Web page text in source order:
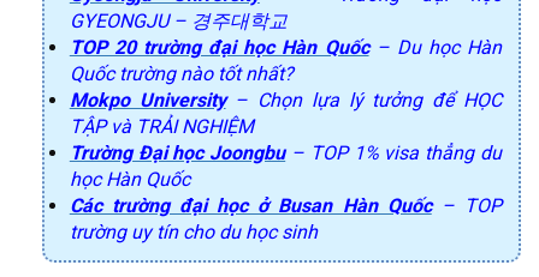
GYEONGJU – 경주대학교
TOP 20 trường đại học Hàn Quốc– Du học Hàn
Quốc trường nào tốt nhất?
Mokpo University– Chọn lựa lý tưởng để HỌC
TẬP và TRẢI NGHIỆM
Trường Đại học Joongbu– TOP 1% visa thẳng du
học Hàn Quốc
Các trường đại học ở Busan Hàn Quốc– TOP
trường uy tín cho du học sinh